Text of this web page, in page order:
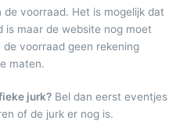
voorraad. Het is mogelijk dat
is maar de website nog moet
voorraad geen rekening
maten.
jurk? Bel dan eerst eventjes
of de jurk er nog is.